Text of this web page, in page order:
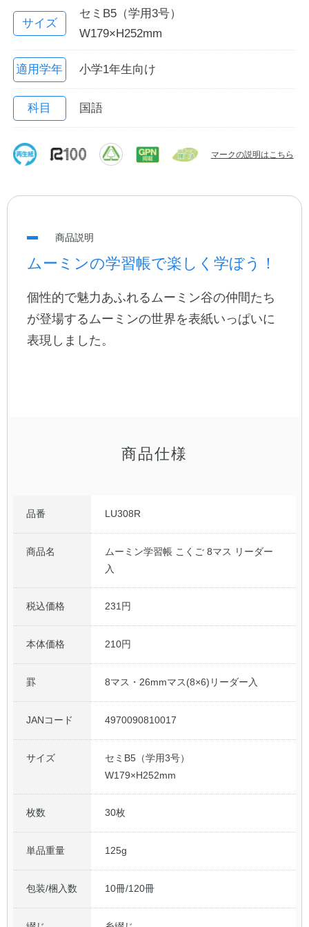
教職員の皆さまへ
OEMご希望の方へ
公式アカウント
サイズ
セミB5（学用3号）
W179×H252mm
適用学年 小学1年生向け
科目 国語
マークの説明はこちら
商品説明
ムーミンの学習帳で楽しく学ぼう！
個性的で魅力あふれるムーミン谷の仲間たち
が登場するムーミンの世界を表紙いっぱいに
表現しました。
商品仕様
品番 LU308R
商品名
ムーミン学習帳 こくご 8マス リーダー
入
税込価格 231円
本体価格 210円
罫 8マス・26mmマス(8×6)リーダー入
JANコード 4970090810017
サイズ
セミB5（学用3号）
W179×H252mm
枚数 30枚
単品重量 125g
包装/梱入数 10冊/120冊